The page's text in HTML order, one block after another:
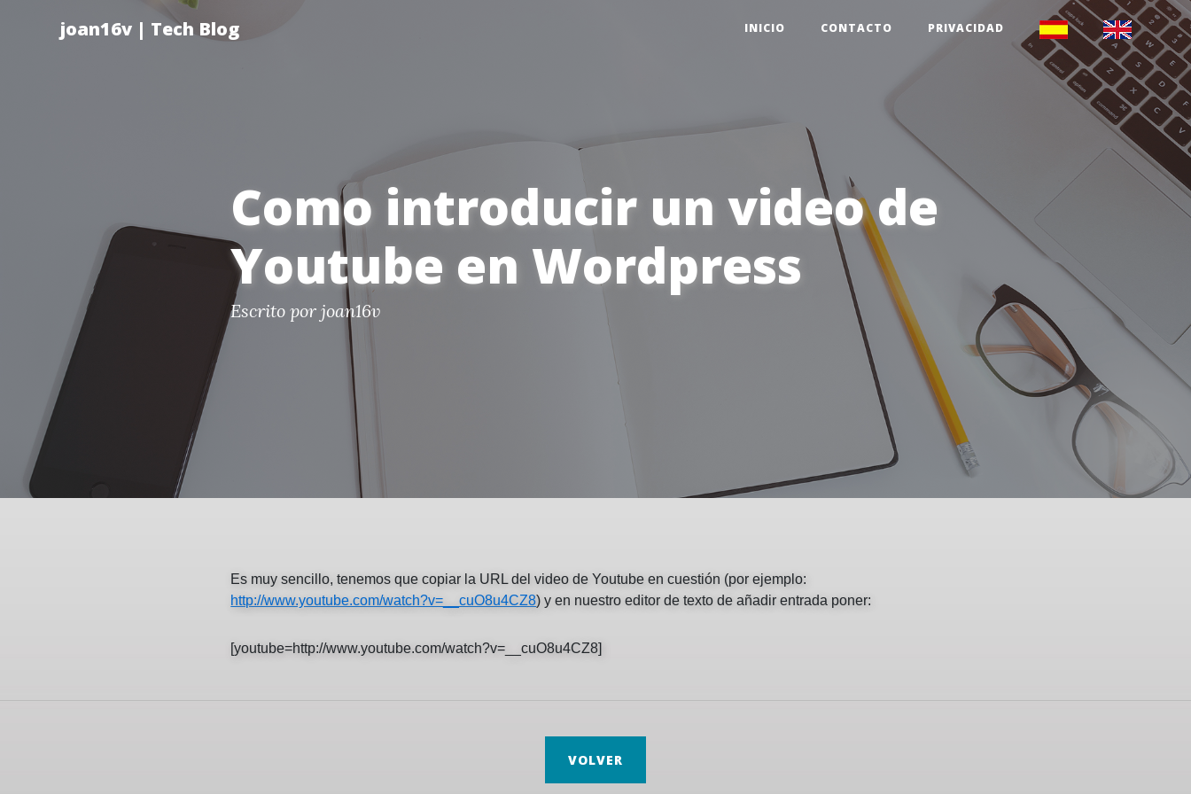
joan16v | Tech Blog INICIO CONTACTO PRIVACIDAD
Como introducir un video de
Youtube en Wordpress
Escrito porjoan16v
Es muy sencillo, tenemos que copiar la URL del video de Youtube en cuestión (por ejemplo:
http://www.youtube.com/watch?v=__cuO8u4CZ8) y en nuestro editor de texto de añadir entrada poner:
[youtube=http://www.youtube.com/watch?v=__cuO8u4CZ8]
VOLVER